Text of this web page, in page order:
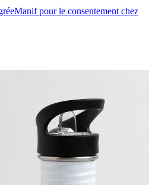
Manif pour le consentement chez